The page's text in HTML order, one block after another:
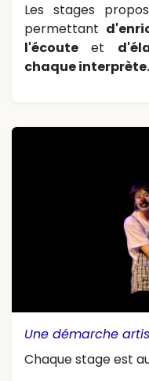
Les stages
permettant
l'écouteet
chaque interprète.
Une démarche
Chaque stage est